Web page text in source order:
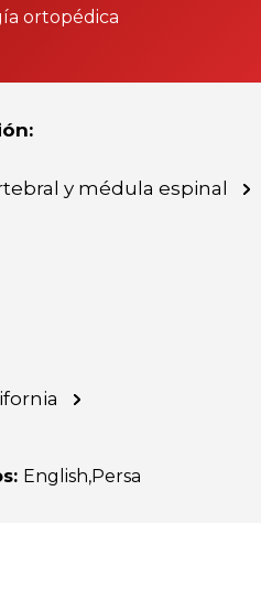
ortopédica
:
y médula espinal
: English Persa